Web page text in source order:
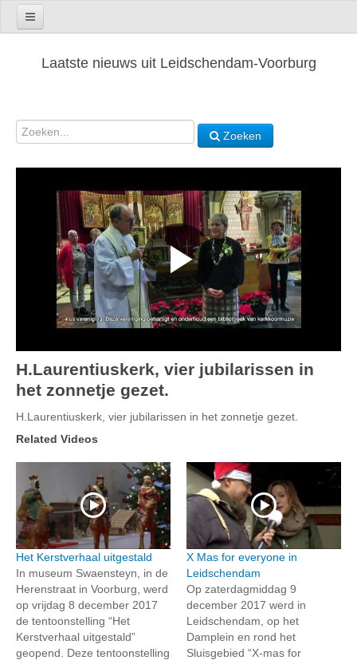
Laatste nieuws uit Leidschendam-Voorburg
Zoeken
H.Laurentiuskerk, vier jubilarissen in
het zonnetje gezet.
H.Laurentiuskerk, vier jubilarissen in het zonnetje gezet.
Related Videos
Het Kerstverhaal uitgestald
In museum Swaensteyn, in de
Herenstraat in Voorburg, werd
op vrijdag 8 december 2017
de tentoonstelling “Het
Kerstverhaal uitgestald”
geopend. Deze tentoonstelling
X Mas for everyone in
Leidschendam
Op zaterdagmiddag 9
december 2017 werd in
Leidschendam, op het
Damplein en rond het
Sluisgebied “X-mas for